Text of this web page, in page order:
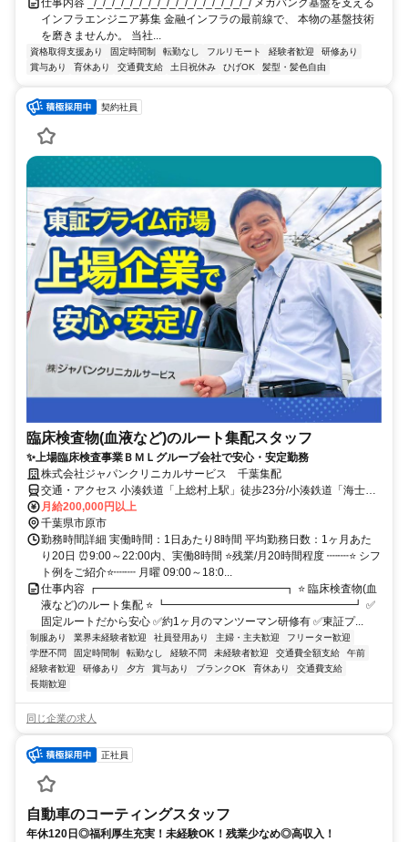
仕事内容 _/_/_/_/_/_/_/_/_/_/_/_/_/_/_/_/_/_/ メガバンク基盤を支える
インフラエンジニア募集 金融インフラの最前線で、 本物の基盤技術
を磨きませんか。 当社...
資格取得支援あり 固定時間制 転勤なし フルリモート 経験者歓迎
研修あり
賞与あり
育休あり 交通費支給 土日祝休み ひげOK 髪型・髪色自由
契約社員
臨床検査物(血液など)のルート集配スタッフ
✨上場臨床検査事業ＢＭＬグループ会社で安心・安定勤務
株式会社ジャパンクリニカルサービス 千葉集配
交通・アクセス 小湊鉄道「上総村上駅」徒歩23分/小湊鉄道「海士有
木駅」徒歩25分
月給200,000円以上
千葉県市原市
勤務時間詳細 実働時間：1日あたり8時間 平均勤務日数：1ヶ月あた
り20日 ⏰9:00～22:00内、実働8時間 ⭐残業/月20時間程度 ┉┉⭐ シフ
ト例をご紹介⭐┉┉ 月曜 09:00～18:0...
仕事内容 ┏━━━━━━━━━━━━━━━━━┓ ⭐ 臨床検査物(血
液など)のルート集配 ⭐ ┗━━━━━━━━━━━━━━━━━┛ ✅
固定ルートだから安心 ✅約1ヶ月のマンツーマン研修有 ✅東証プ...
制服あり 業界未経験者歓迎 社員登用あり 主婦・主夫歓迎
フリーター歓迎
学歴不問
固定時間制 転勤なし 経験不問 未経験者歓迎 交通費全額支給
午前
経験者歓迎
研修あり 夕方 賞与あり ブランクOK 育休あり
交通費支給
長期歓迎
同じ企業の求人
正社員
自動車のコーティングスタッフ
年休120日◎福利厚生充実！未経験OK！残業少なめ◎高収入！